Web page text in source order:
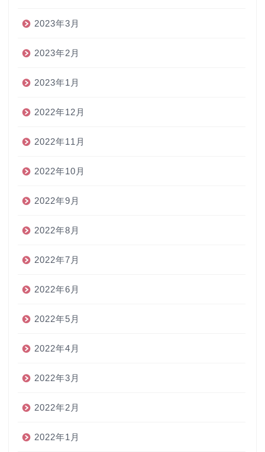
2023年3月
2023年2月
2023年1月
2022年12月
2022年11月
2022年10月
2022年9月
2022年8月
2022年7月
2022年6月
2022年5月
2022年4月
2022年3月
2022年2月
2022年1月